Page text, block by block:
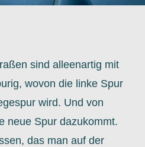
sind alleenartig mit
wovon die linke Spur
wird. Und von
neue Spur dazukommt.
das man auf der